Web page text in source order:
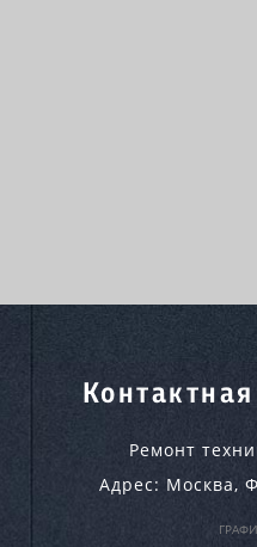
Ремонт
Адрес: Москва,